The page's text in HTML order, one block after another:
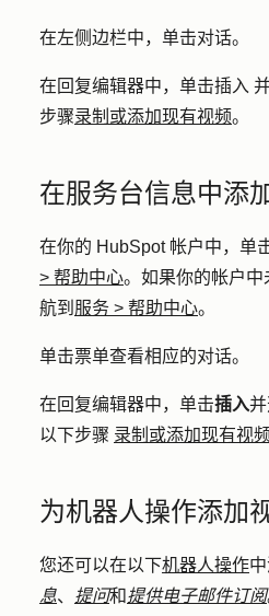
在左侧边栏中，单击对话。
在回复编辑器中，单击插入
步骤录制或添加现有视频。
在服务台信息中添
在你的 HubSpot 帐户中，单
> 帮助中心。如果你的帐户中
航到 服务 > 帮助中心。
单击票单查看相应的对话。
在回复编辑器中，单击插入
以下步骤 录制或添加现有视频
为机器人操作添加
您还可以在以下机器人操作
息、 提问和提供电子邮件订阅